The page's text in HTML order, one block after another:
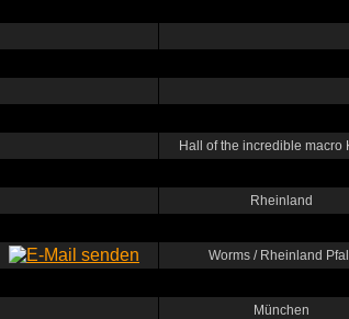
Hall of the incredible macro
Rheinland
Worms / Rheinland
München